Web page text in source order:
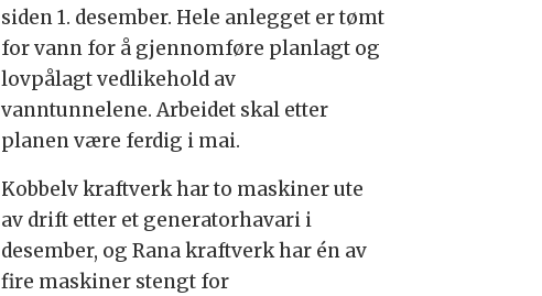
siden 1. desember. Hele anlegget er tømt
for vann for å gjennomføre planlagt og
lovpålagt vedlikehold av
vanntunnelene. Arbeidet skal etter
planen være ferdig i mai.
Kobbelv kraftverk har to maskiner ute
av drift etter et generatorhavari i
desember, og Rana kraftverk har én av
fire maskiner stengt for